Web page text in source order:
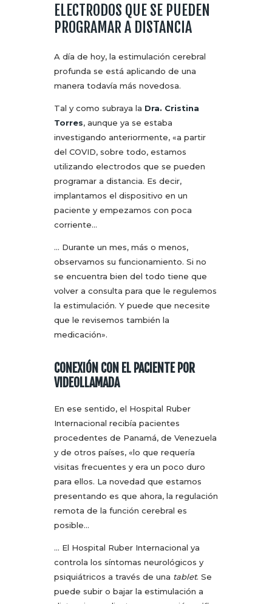
ELECTRODOS QUE SE PUEDEN
PROGRAMAR A DISTANCIA
A día de hoy, la estimulación cerebral
profunda se está aplicando de una
manera todavía más novedosa.
Tal y como subraya la Dra. Cristina
Torres, aunque ya se estaba
investigando anteriormente, «a partir
del COVID, sobre todo, estamos
utilizando electrodos que se pueden
programar a distancia. Es decir,
implantamos el dispositivo en un
paciente y empezamos con poca
corriente…
… Durante un mes, más o menos,
observamos su funcionamiento. Si no
se encuentra bien del todo tiene que
volver a consulta para que le regulemos
la estimulación. Y puede que necesite
que le revisemos también la
medicación».
CONEXIÓN CON EL PACIENTE POR
VIDEOLLAMADA
En ese sentido, el Hospital Ruber
Internacional recibía pacientes
procedentes de Panamá, de Venezuela
y de otros países, «lo que requería
visitas frecuentes y era un poco duro
para ellos. La novedad que estamos
presentando es que ahora, la regulación
remota de la función cerebral es
posible…
… El Hospital Ruber Internacional ya
controla los síntomas neurológicos y
psiquiátricos a través de una tablet. Se
puede subir o bajar la estimulación a